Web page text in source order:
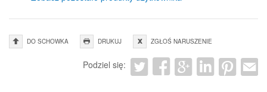
DO SCHOWKA DRUKUJ ZGŁOŚ NARUSZENIE
Podziel się: